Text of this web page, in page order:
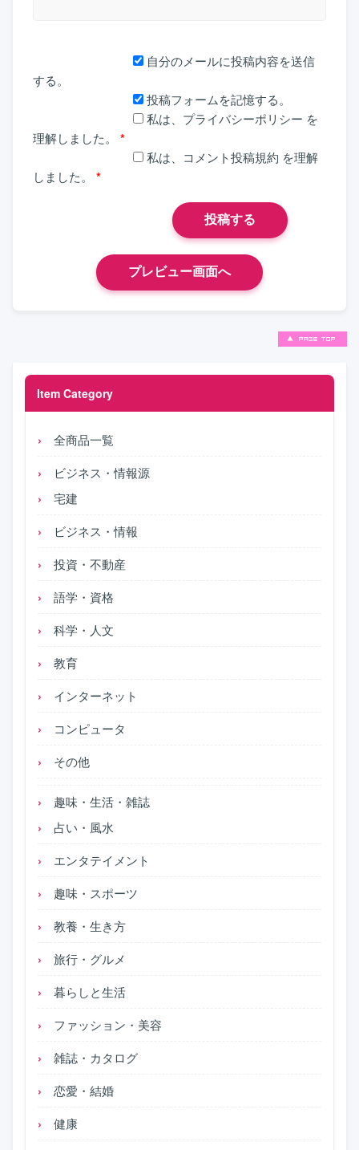
Item Category
全商品一覧
ビジネス・情報源
宅建
ビジネス・情報
投資・不動産
語学・資格
科学・人文
教育
インターネット
コンピュータ
その他
趣味・生活・雑誌
占い・風水
エンタテイメント
趣味・スポーツ
教養・生き方
旅行・グルメ
暮らしと生活
ファッション・美容
雑誌・カタログ
恋愛・結婚
健康
自分のメールに投稿内容を送信
する。
投稿フォームを記憶する。
私は、 プライバシーポリシー を
理解しました。
*
私は、 コメント投稿規約 を理解
しました。
*